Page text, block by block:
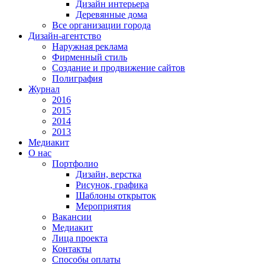
Дизайн интерьера
Деревянные дома
Все организации города
Дизайн-агентство
Наружная реклама
Фирменный стиль
Создание и продвижение сайтов
Полиграфия
Журнал
2016
2015
2014
2013
Медиакит
О нас
Портфолио
Дизайн, верстка
Рисунок, графика
Шаблоны открыток
Мероприятия
Вакансии
Медиакит
Лица проекта
Контакты
Способы оплаты